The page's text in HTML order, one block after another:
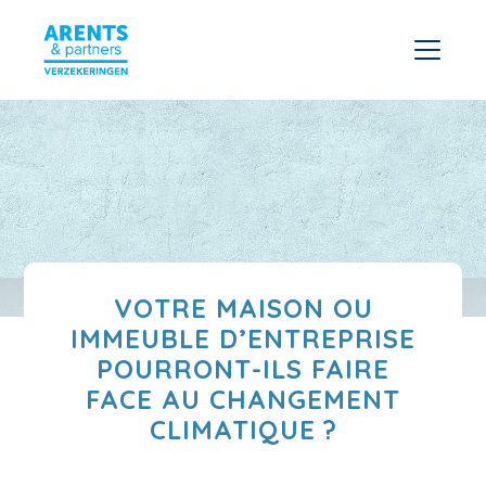
VOTRE MAISON OU
IMMEUBLE D’ENTREPRISE
POURRONT-ILS FAIRE
FACE AU CHANGEMENT
CLIMATIQUE ?